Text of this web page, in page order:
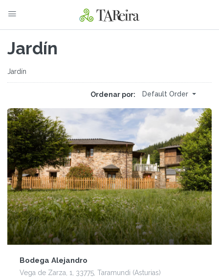
Jardín
Jardín
Ordenar por: Default Order
Bodega Alejandro
Vega de Zarza, 1, 33775, Taramundi (Asturias)